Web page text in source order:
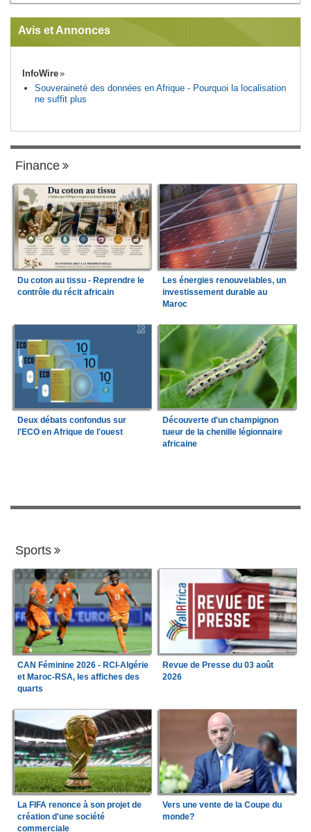
Avis et Annonces
InfoWire
Souveraineté des données en Afrique - Pourquoi la localisation
ne suffit plus
Finance
Du coton au tissu - Reprendre le
contrôle du récit africain
Les énergies renouvelables, un
investissement durable au
Maroc
Deux débats confondus sur
l'ECO en Afrique de l'ouest
Découverte d'un champignon
tueur de la chenille légionnaire
africaine
Sports
CAN Féminine 2026 - RCI-Algérie
et Maroc-RSA, les affiches des
quarts
Revue de Presse du 03 août
2026
La FIFA renonce à son projet de
création d'une société
commerciale
Vers une vente de la Coupe du
monde?